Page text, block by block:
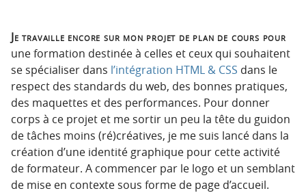
Je travaille encore sur mon projet de plan de cours pour
une formation destinée à celles et ceux qui souhaitent
se spécialiser dans l’intégration HTML & CSS dans le
respect des standards du web, des bonnes pratiques,
des maquettes et des performances. Pour donner
corps à ce projet et me sortir un peu la tête du guidon
de tâches moins (ré)créatives, je me suis lancé dans la
création d’une identité graphique pour cette activité
de formateur. A commencer par le logo et un semblant
de mise en contexte sous forme de page d’accueil.